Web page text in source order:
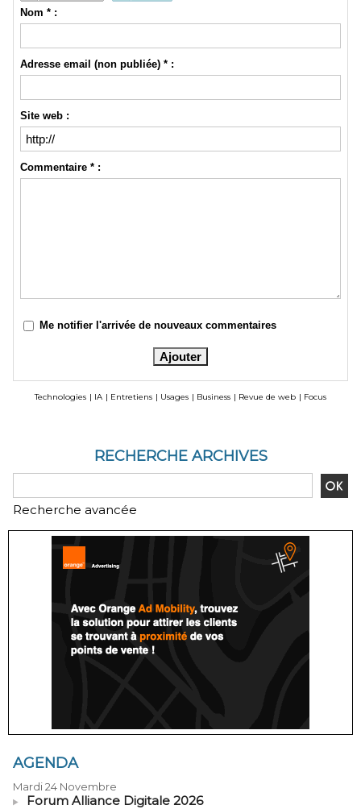
Nom * :
Adresse email (non publiée) * :
Site web :
Commentaire * :
Me notifier l'arrivée de nouveaux commentaires
Technologies | IA | Entretiens | Usages | Business | Revue de web | Focus
RECHERCHE ARCHIVES
Recherche avancée
AGENDA
Mardi 24 Novembre
Forum Alliance Digitale 2026